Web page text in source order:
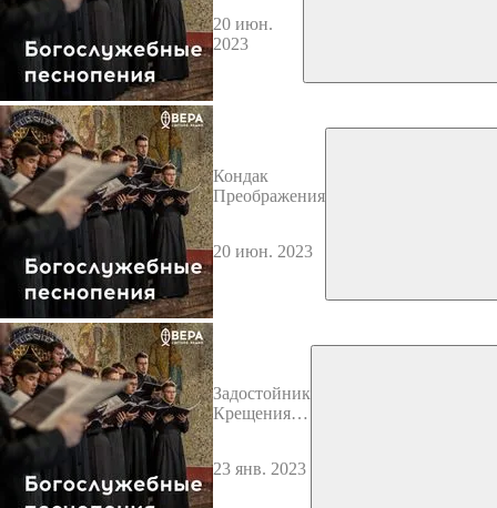
20 июн.
2023
Кондак
Преображения
20 июн. 2023
Задостойник
Крещения
23 янв. 2023